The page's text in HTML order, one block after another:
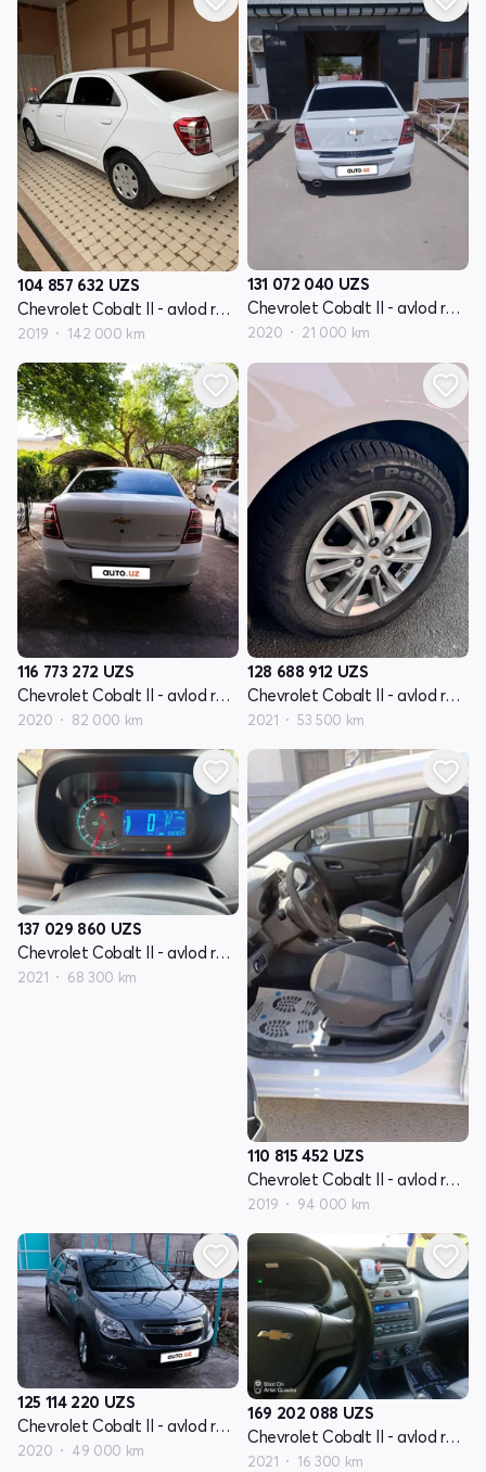
104 857 632 UZS
Chevrolet Cobalt II - avlod restyling
2019 142 000 km
131 072 040 UZS
Chevrolet Cobalt II - avlod restyling
2020 21 000 km
116 773 272 UZS
Chevrolet Cobalt II - avlod restyling
2020 82 000 km
128 688 912 UZS
Chevrolet Cobalt II - avlod restyling
2021 53 500 km
137 029 860 UZS
Chevrolet Cobalt II - avlod restyling
2021 68 300 km
110 815 452 UZS
Chevrolet Cobalt II - avlod restyling
2019 94 000 km
125 114 220 UZS
Chevrolet Cobalt II - avlod restyling
2020 49 000 km
169 202 088 UZS
Chevrolet Cobalt II - avlod restyling
2021 16 300 km